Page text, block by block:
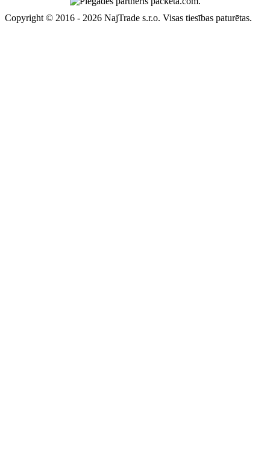
Copyright © 2016 - 2026 NajTrade s.r.o. Visas tiesības paturētas.